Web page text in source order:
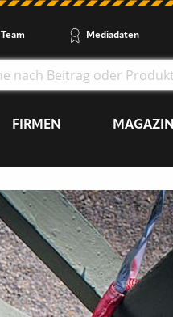
Team Mediadaten
FIRMEN MAGAZIN